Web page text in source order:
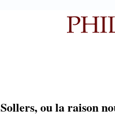
Sollers, ou la raison